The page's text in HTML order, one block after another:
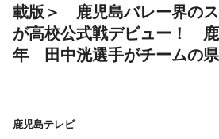
載版＞ 鹿児島バレー界の
が高校公式戦デビュー！
年 田中洸選手がチームの
鹿児島テレビ